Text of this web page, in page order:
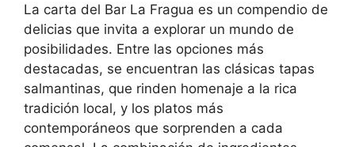
La carta del Bar La Fragua es un compendio de
delicias que invita a explorar un mundo de
posibilidades. Entre las opciones más
destacadas, se encuentran las clásicas tapas
salmantinas, que rinden homenaje a la rica
tradición local, y los platos más
contemporáneos que sorprenden a cada